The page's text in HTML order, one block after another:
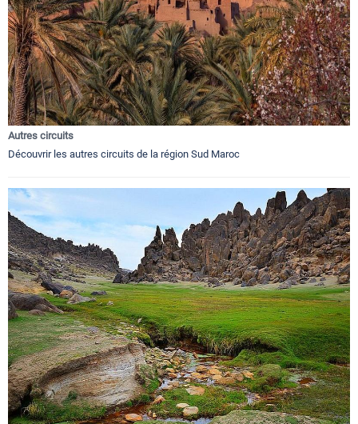
Autres circuits
Découvrir les autres circuits de la région Sud Maroc